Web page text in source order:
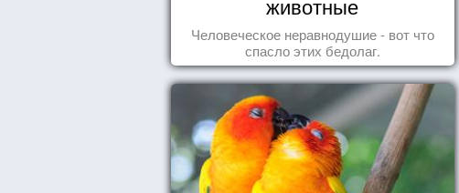
животные
Человеческое неравнодушие - вот что
спасло этих бедолаг.